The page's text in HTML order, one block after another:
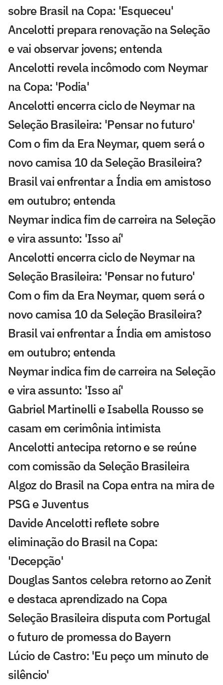
sobre Brasil na Copa: 'Esqueceu'
Ancelotti prepara renovação na Seleção
e vai observar jovens; entenda
Ancelotti revela incômodo com Neymar
na Copa: 'Podia'
Ancelotti encerra ciclo de Neymar na
Seleção Brasileira: 'Pensar no futuro'
Com o fim da Era Neymar, quem será o
novo camisa 10 da Seleção Brasileira?
Brasil vai enfrentar a Índia em amistoso
em outubro; entenda
Neymar indica fim de carreira na Seleção
e vira assunto: 'Isso aí'
Ancelotti encerra ciclo de Neymar na
Seleção Brasileira: 'Pensar no futuro'
Com o fim da Era Neymar, quem será o
novo camisa 10 da Seleção Brasileira?
Brasil vai enfrentar a Índia em amistoso
em outubro; entenda
Neymar indica fim de carreira na Seleção
e vira assunto: 'Isso aí'
Gabriel Martinelli e Isabella Rousso se
casam em cerimônia intimista
Ancelotti antecipa retorno e se reúne
com comissão da Seleção Brasileira
Algoz do Brasil na Copa entra na mira de
PSG e Juventus
Davide Ancelotti reflete sobre
eliminação do Brasil na Copa:
'Decepção'
Douglas Santos celebra retorno ao Zenit
e destaca aprendizado na Copa
Seleção Brasileira disputa com Portugal
o futuro de promessa do Bayern
Lúcio de Castro: 'Eu peço um minuto de
silêncio'